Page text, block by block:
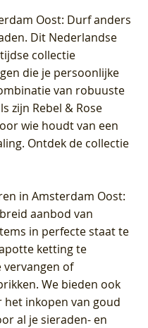
Oost: Durf anders
Dit Nederlandse
collectie
die je persoonlijke
van robuuste
zijn Rebel & Rose
wie houdt van een
Ontdek de collectie
in Amsterdam Oost:
aanbod van
in perfecte staat te
ketting te
of
We bieden ook
inkopen van goud
al je sieraden- en